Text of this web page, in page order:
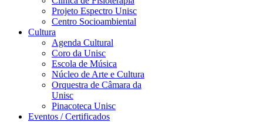
Projeto Espectro Unisc
Centro Socioambiental
Cultura
Agenda Cultural
Coro da Unisc
Escola de Música
Núcleo de Arte e Cultura
Orquestra de Câmara da
Unisc
Pinacoteca Unisc
Eventos / Certificados